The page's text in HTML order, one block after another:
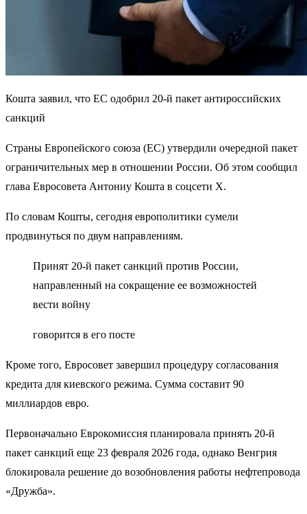
Кошта заявил, что ЕС одобрил 20-й пакет антироссийских
санкций
Страны Европейского союза (ЕС) утвердили очередной пакет
ограничительных мер в отношении России. Об этом сообщил
глава Евросовета Антониу Кошта в соцсети X.
По словам Кошты, сегодня европолитики сумели
продвинуться по двум направлениям.
Принят 20-й пакет санкций против России,
направленный на сокращение ее возможностей
вести войну
говорится в его посте
Кроме того, Евросовет завершил процедуру согласования
кредита для киевского режима. Сумма составит 90
миллиардов евро.
Первоначально Еврокомиссия планировала принять 20-й
пакет санкций еще 23 февраля 2026 года, однако Венгрия
блокировала решение до возобновления работы нефтепровода
«Дружба».